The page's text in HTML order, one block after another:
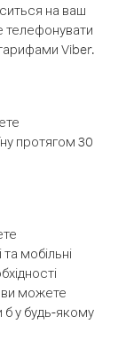
на ваш
телефонувати
Viber.
протягом 30
мобільні
можете
б у будь-якому